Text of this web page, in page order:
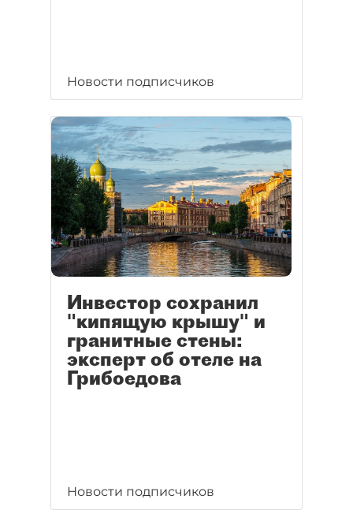
Новости подписчиков
Инвестор сохранил
"кипящую крышу" и
гранитные стены:
эксперт об отеле на
Грибоедова
Новости подписчиков